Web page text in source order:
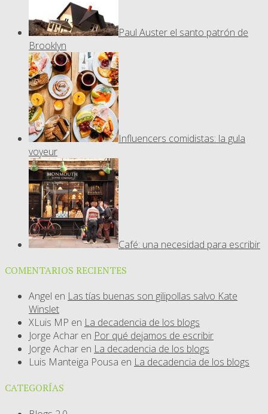
Paul Auster el santo patrón de
Brooklyn
Influencers comidistas: la gula
voyeur
Café: una necesidad para escribir
COMENTARIOS RECIENTES
Angel en Las tías buenas son gilipollas salvo Kate
Winslet
XLuis MP en La decadencia de los blogs
Jorge Achar en Por qué dejamos de escribir
Jorge Achar en La decadencia de los blogs
Luis Manteiga Pousa en La decadencia de los blogs
CATEGORÍAS